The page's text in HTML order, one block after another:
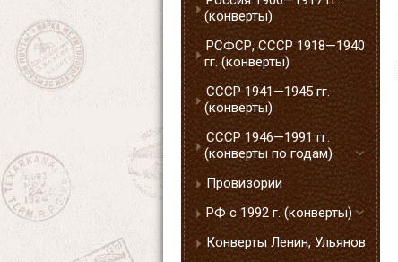
(конверты)
РСФСР, СССР 1918—1940
гг. (конверты)
СССР 1941—1945 гг.
(конверты)
СССР 1946—1991 гг.
(конверты по годам)
Провизории
РФ с 1992 г. (конверты)
Конверты Ленин, Ульянов